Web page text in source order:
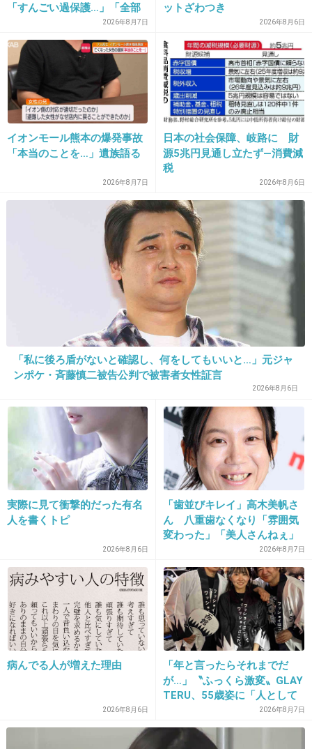
shunがいい～涙
+295 -66
30. 匿名2013/09/19(木) 16:09:38
メンバーはどう思ってるんだろう
初心を思い出して欲しいです
+145
CDに特典付けて売るやり方禁止にしたら？
+212 -11
32. 匿名2013/09/19(木) 16:11:05
今更何を…
やたら人数増やしたり…歌も下手だし…
ファンは そりゃあ好きなんだろうけど（笑）
興味無い人間からすれば、ヤンキーなのか、ヤ
クザなのか…柄の悪い気持ち悪い軍団
前から変なグループでした
-124
33. 匿名2013/09/19(木) 16:11:14
EXILEいらね
+158 -129
「すんごい過保護…」「全部
ママが準備してくれるんだ」
2026年8月7日
ットざわつき
2026年8月6日
イオンモール熊本の爆発事故
「本当のことを…」遺族語る
2026年8月7日
日本の社会保障、岐路に 財
源5兆円見通し立たず―消費減
税
2026年8月6日
「私に後ろ盾がないと確認し、何をしてもいいと…」元ジャ
ンポケ・斉藤慎二被告公判で被害者女性証言
2026年8月6日
実際に見て衝撃的だった有名
人を書くトピ
2026年8月6日
「歯並びキレイ」高木美帆さ
ん 八重歯なくなり「雰囲気
変わった」「美人さんねぇ」
「歯列矯正してるんや」2026年8月7日
病んでる人が増えた理由
2026年8月6日
「年と言ったらそれまでだ
が…」〝ふっくら激変〟GLAY
TERU、55歳姿に「人として
好きすぎる」「TERUさんに
は見えない」「分からなかっ
た」
2026年8月7日